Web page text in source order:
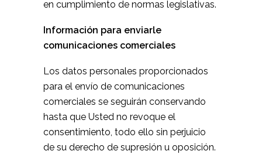
en cumplimiento de normas legislativas.
Información para enviarle
comunicaciones comerciales
Los datos personales proporcionados
para el envío de comunicaciones
comerciales se seguirán conservando
hasta que Usted no revoque el
consentimiento, todo ello sin perjuicio
de su derecho de supresión u oposición.